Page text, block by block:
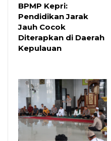
BPMP Kepri:
Pendidikan Jarak
Jauh Cocok
Diterapkan di Daerah
Kepulauan